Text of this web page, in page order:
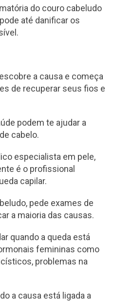
do couro cabeludo
até danificar os
a causa e começa
de recuperar seus fios e
podem te ajudar a
cabelo.
especialista em pele,
é o profissional
capilar.
pede exames de
a maioria das causas.
quando a queda está
femininas como
problemas na
a causa está ligada a